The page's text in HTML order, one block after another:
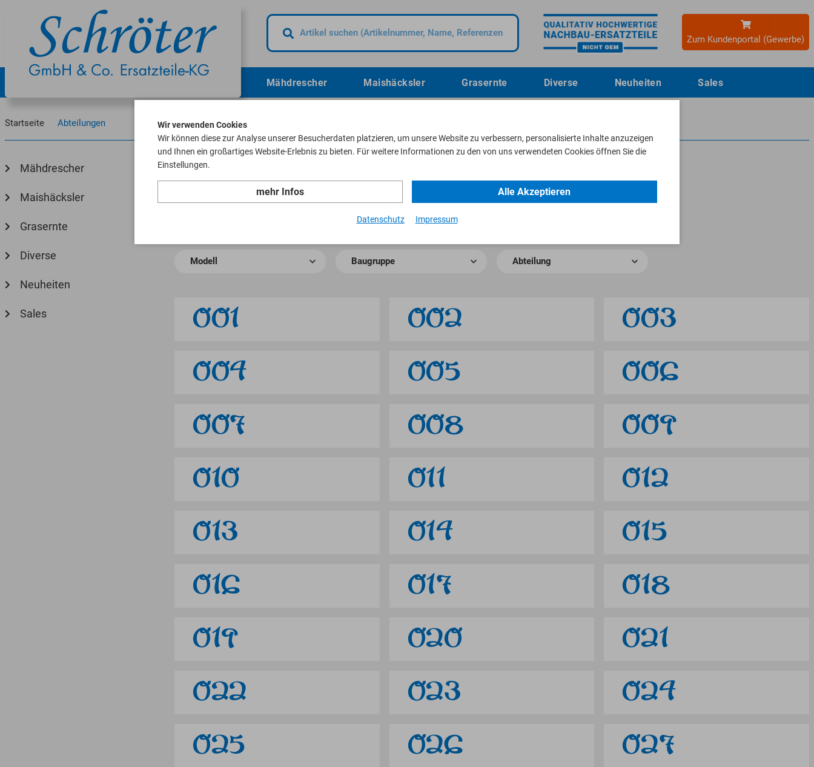
Zum Kundenportal (Gewerbe)
Mähdrescher Maishäcksler Grasernte Diverse Neuheiten Sales
Startseite Abteilungen
Mähdrescher
Maishäcksler
Grasernte
Diverse
Neuheiten
Sales
Abteilungen
001 002
003
004
005
006
007
008
009
010
011
012
013
014
015
016
017
018
019
020
021
022
023
024
025
026
027
Wir verwenden Cookies
Wir können diese zur Analyse unserer Besucherdaten platzieren, um unsere Website zu verbessern, personalisierte Inhalte anzuzeigen
und Ihnen ein großartiges Website-Erlebnis zu bieten. Für weitere Informationen zu den von uns verwendeten Cookies öffnen Sie die
Einstellungen.
mehr Infos Alle Akzeptieren
Datenschutz Impressum